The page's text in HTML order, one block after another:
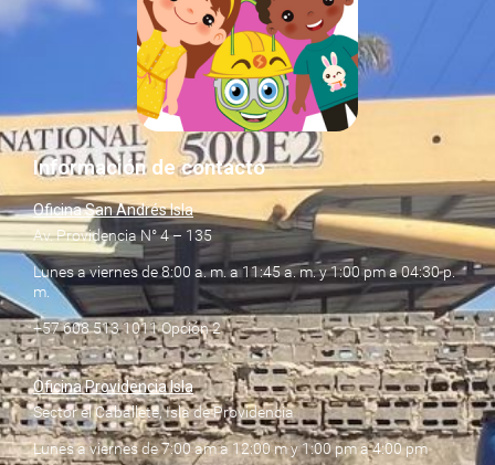
Información de contacto
Oficina San Andrés Isla
Av. Providencia N° 4 – 135
Lunes a viernes de 8:00 a. m. a 11:45 a. m. y 1:00 pm a 04:30 p.
m.
+57 608 513 1011 Opción 2
Oficina Providencia Isla
Sector el Caballete, Isla de Providencia
Lunes a viernes de 7:00 am a 12:00 m y 1:00 pm a 4:00 pm